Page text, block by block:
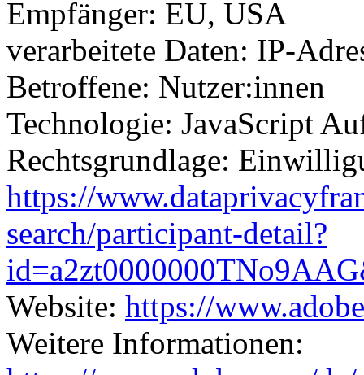
Empfänger: EU, USA
verarbeitete Daten: IP-
Betroffene: Nutzer:innen
Technologie: JavaScript
Rechtsgrundlage:
https://
search/participant-detail?
Website: https://
Weitere Informationen: